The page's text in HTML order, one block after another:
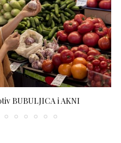
BUBULJICA i AKNI